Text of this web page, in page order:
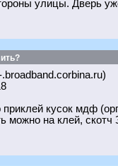
улицы. Дверь
.broadband.corbina.ru)
кусок мдф
можно на клей,